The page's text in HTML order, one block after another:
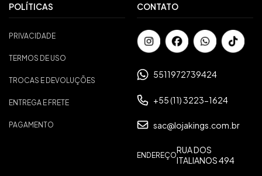
POLÍTICAS
PRIVACIDADE
TERMOS DE USO
TROCAS E DEVOLUÇÕES
ENTREGA E FRETE
PAGAMENTO
CONTATO
5511972739424
+55 (11) 3223-1624
sac@lojakings.com.br
ENDEREÇORUA DOS
ITALIANOS 494